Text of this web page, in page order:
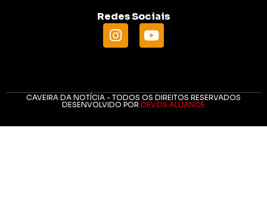
Redes Sociais
CAVEIRA DA NOTÍCIA - TODOS OS DIREITOS RESERVADOS
DESENVOLVIDO POR DEVOS ALLIANCE